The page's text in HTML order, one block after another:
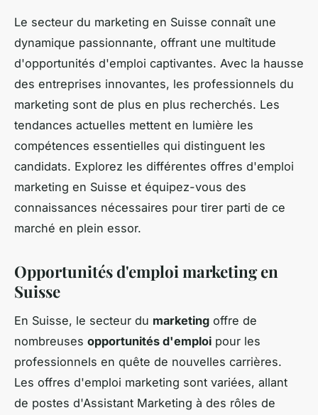
Le secteur du marketing en Suisse connaît une
dynamique passionnante, offrant une multitude
d'opportunités d'emploi captivantes. Avec la hausse
des entreprises innovantes, les professionnels du
marketing sont de plus en plus recherchés. Les
tendances actuelles mettent en lumière les
compétences essentielles qui distinguent les
candidats. Explorez les différentes offres d'emploi
marketing en Suisse et équipez-vous des
connaissances nécessaires pour tirer parti de ce
marché en plein essor.
Opportunités d'emploi marketing en
Suisse
En Suisse, le secteur du marketing offre de
nombreuses opportunités d'emploi pour les
professionnels en quête de nouvelles carrières.
Les offres d'emploi marketing sont variées, allant
de postes d'Assistant Marketing à des rôles de